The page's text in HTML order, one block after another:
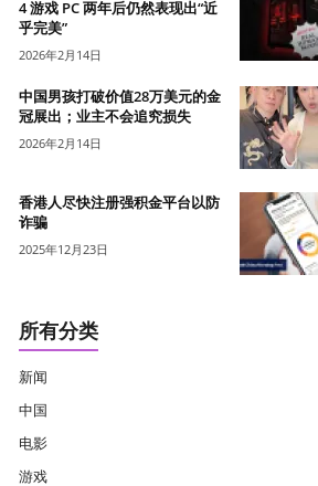
4 游戏 PC 两年后仍然表现出“近
乎完美”
2026年2月14日
中国男孩打破价值28万美元的金
冠展出；业主不会追究损失
2026年2月14日
香港人尽快注册强积金平台以防
诈骗
2025年12月23日
所有分类
新闻
中国
电影
游戏